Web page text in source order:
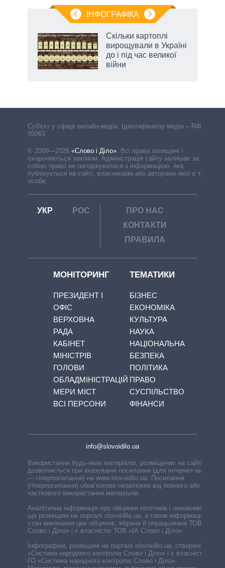
ІНФОГРАФІКА
Скільки картоплі
вирощували в Україні
до і під час великої
війни
Cуб'єкт у сфері онлайн-медіа. Ідентифікатор медіа – R40-
05063
© 2009—2026 «Слово і Діло». Всі права захищені і
охороняються законом. Адміністрація сайту залишає за
собою право не погоджуватися з інформацією, яка
публікується на сайті, власниками або авторами якої є треті
особи.
УКР РОС
ПРО НАС
КОНТАКТИ
ПРАВИЛА
МОНІТОРИНГ
ПРЕЗИДЕНТ І
ОФІС
ВЕРХОВНА
РАДА
КАБІНЕТ
МІНІСТРІВ
ГОЛОВИ
ОБЛАДМІНІСТРАЦІЙ
МЕРИ МІСТ
ВСІ ПЕРСОНИ
ТЕМАТИКИ
БІЗНЕС
ЕКОНОМІКА
КУЛЬТУРА
НАУКА
НАЦІОНАЛЬНА
БЕЗПЕКА
ПОЛІТИКА
ПРАВО
СУСПІЛЬСТВО
ФІНАНСИ
info@slovoidilo.ua
Використання будь-яких матеріалів, розміщених на сайті,
дозволяється при вказуванні посилання (для інтернет-видань
— гіперпосилання) на www.slovoidilo.ua. Посилання
(гіперпосилання) обов’язкове незалежно від повного або
часткового використання матеріалів.
Аналітична інформація про обіцянки політиків і чиновників,
що розміщені на порталі slovoidilo.ua, а також інформація про
стан виконання цих обіцянок, зібрана й опрацьована ТОВ «ІА
Слово і Діло» і є власністю ТОВ «ІА Слово і Діло».
Інфографіки, розміщені на порталі slovoidilo.ua, створені ГО
«Система народного контролю Слово і Діло» і є власністю
ГО «Система народного контролю Слово і Діло».